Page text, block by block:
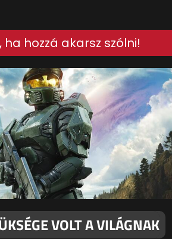
, ha hozzá akarsz szólni!
VOLT A VILÁGNAK